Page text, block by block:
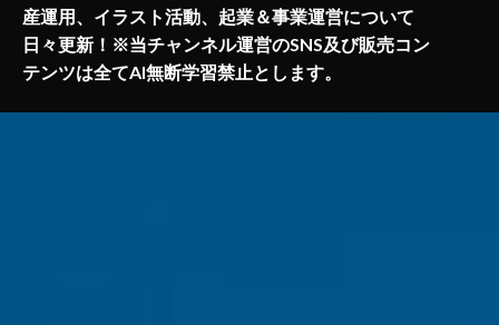
産運用、イラスト活動、起業＆事業運営について
日々更新！※当チャンネル運営のSNS及び販売コン
テンツは全てAI無断学習禁止とします。